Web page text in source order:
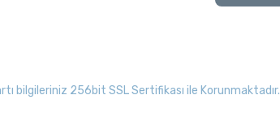
bilgileriniz 256bit SSL Sertifikası ile Korunmaktadır.